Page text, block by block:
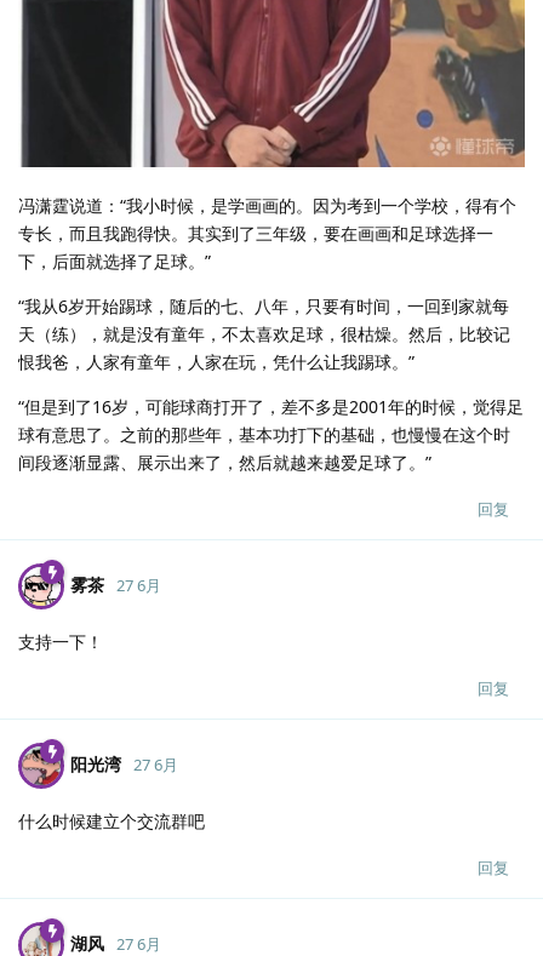
冯潇霆说道：“我小时候，是学画画的。因为考到一个学校，得有个
专长，而且我跑得快。其实到了三年级，要在画画和足球选择一
下，后面就选择了足球。”
“我从6岁开始踢球，随后的七、八年，只要有时间，一回到家就每
天（练），就是没有童年，不太喜欢足球，很枯燥。然后，比较记
恨我爸，人家有童年，人家在玩，凭什么让我踢球。”
“但是到了16岁，可能球商打开了，差不多是2001年的时候，觉得足
球有意思了。之前的那些年，基本功打下的基础，也慢慢在这个时
间段逐渐显露、展示出来了，然后就越来越爱足球了。”
回复
雾茶 27 6月
支持一下！
回复
阳光湾 27 6月
什么时候建立个交流群吧
回复
湖风 27 6月